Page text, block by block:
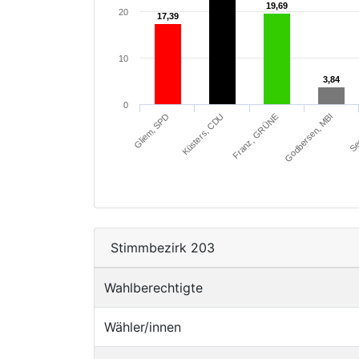
17,39
17,39
19,69
19,69
3,84
3,84
Gliem, SPD Küsters, CDU Franz, GRÜNE Godbersen, MBI
0
10
20
Stimmbezirk 203
Wahlberechtigte
Wähler/innen